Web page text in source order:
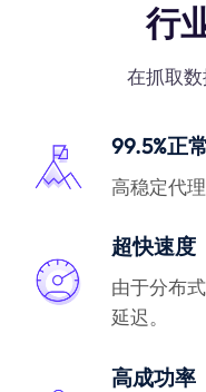
行
在抓取
99.5%正
高稳定代
超快速度
由于分布
延迟。
高成功率